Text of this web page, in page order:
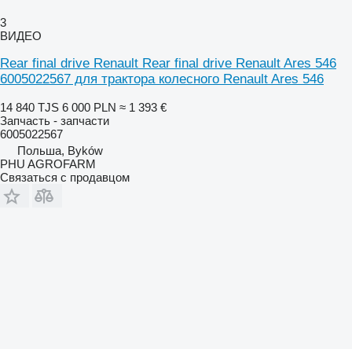
3
ВИДЕО
Rear final drive Renault Rear final drive Renault Ares 546
6005022567 для трактора колесного Renault Ares 546
14 840 TJS 6 000 PLN ≈ 1 393 €
Запчасть - запчасти
6005022567
Польша, Byków
PHU AGROFARM
Связаться с продавцом